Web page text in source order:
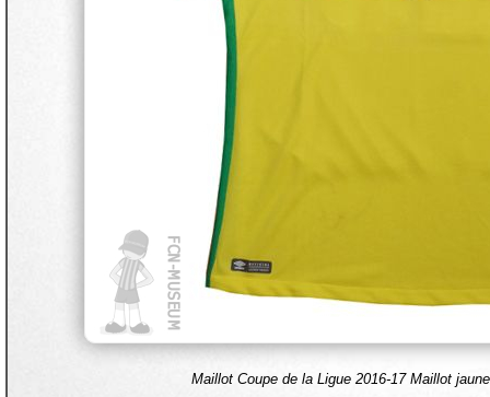
Maillot Coupe de la Ligue 2016-17 Maillot